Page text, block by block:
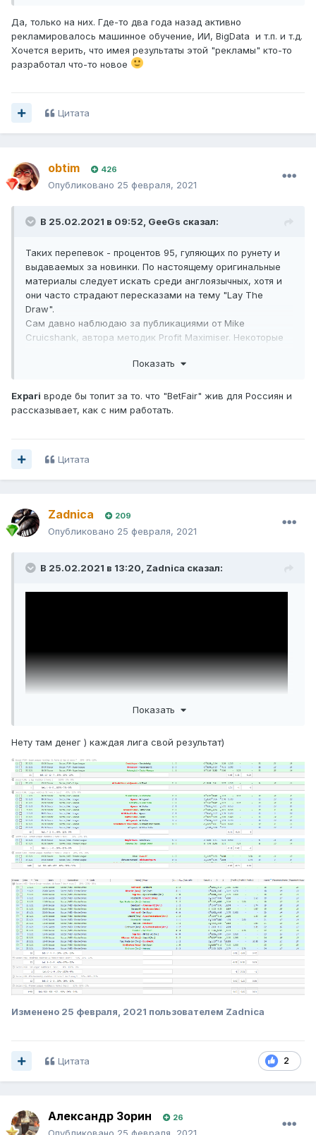
Да, только на них. Где-то два года назад активно
рекламировалось машинное обучение, ИИ, BigData и т.п. и т.д.
Хочется верить, что имея результаты этой "рекламы" кто-то
разработал что-то новое
Цитата
obtim 426
Опубликовано 25 февраля, 2021
В 25.02.2021 в 09:52, GeeGs сказал:
Таких перепевок - процентов 95, гуляющих по рунету и
выдаваемых за новинки. По настоящему оригинальные
материалы следует искать среди англоязычных, хотя и
они часто страдают пересказами на тему "Lay The
Draw".
Сам давно наблюдаю за публикациями от Mike
Cruicshank, автора методик Profit Maximiser. Некоторые
Сейчас, с закрытием биржи для граждан РФ,
интерес к ним остался.
Его блог с апдейтами выпущенных ранее материалов:
Показать контент
А эти определённо заслуживают внимания, когда бы они
не были выпущены
Показать
Expari вроде бы топит за то. что "BetFair" жив для Россиян и
рассказывает, как с ним работать.
Цитата
Zadnica 209
Опубликовано 25 февраля, 2021
В 25.02.2021 в 13:20, Zadnica сказал:
Показать
Нету там денег ) каждая лига свой результат)
Изменено 25 февраля, 2021 пользователем Zadnica
2
Цитата
Александр Зорин 26
Опубликовано 25 февраля, 2021